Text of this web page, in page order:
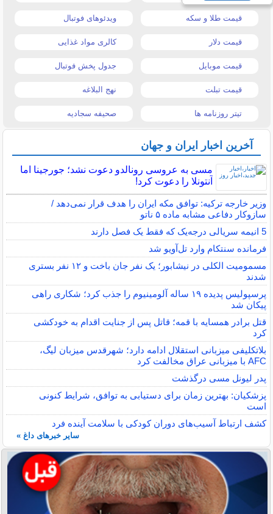
قیمت طلا و سکه ویدئوهای فوتبال
قیمت دلار کالری مواد غذایی
قیمت موبایل جدول پخش فوتبال
قیمت تبلت نهج البلاغه
تیتر روزنامه ها صحیفه سجادیه
آخرین اخبار ایران و جهان
مسی به عروسی رونالدو دعوت نشد؛ جورجینا اما
آنتونلا را دعوت کرد!
وزیر خارجه ترکیه: توافق مکه ایران را هدف قرار نمی‌دهد /
سازوکار دفاعی مشابه ماده ۵ ناتو
5 انیمه سریالی درجه‌یک که فقط یک فصل دارند
فرمانده سنتکام وارد تل‌آویو شد
مسمومیت الکلی در نیشابور؛ یک نفر جان باخت و ۱۲ نفر بستری
شدند
پرسپولیس پدیده ۱۹ ساله آلومینیوم را جذب کرد؛ شکاری راهی
پیکان شد
قتل برادر همسایه با قمه؛ قاتل پس از جنایت اقدام به خودکشی
کرد
بلاتکلیفی میزبانی استقلال ادامه دارد؛ شهرقدس میزبان لیگ،
AFC با میزبانی عراق مخالفت کرد
پدر لیونل مسی درگذشت
پزشکیان: بهترین زمان برای دستیابی به توافق، شرایط کنونی
است
کشف ارتباط آسیب‌های دوران کودکی با سلامت آینده فرد
سایر خبرهای داغ »